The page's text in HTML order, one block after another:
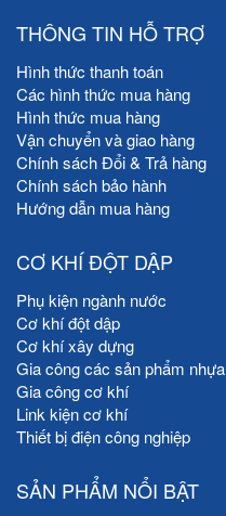
THÔNG TIN HỖ TRỢ
Hình thức thanh toán
Các hình thức mua hàng
Hình thức mua hàng
Vận chuyển và giao hàng
Chính sách Đổi & Trả hàng
Chính sách bảo hành
Hướng dẫn mua hàng
CƠ KHÍ ĐỘT DẬP
Phụ kiện ngành nước
Cơ khí đột dập
Cơ khí xây dựng
Gia công các sản phẩm nhựa
Gia công cơ khí
Link kiện cơ khí
Thiết bị điện công nghiệp
SẢN PHẨM NỔI BẬT